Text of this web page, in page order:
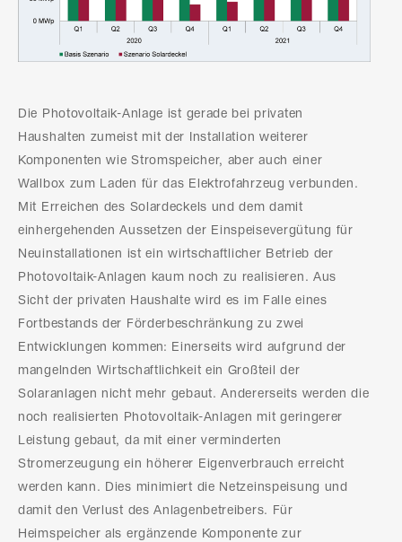
Die Photovoltaik-Anlage ist gerade bei privaten
Haushalten zumeist mit der Installation weiterer
Komponenten wie Stromspeicher, aber auch einer
Wallbox zum Laden für das Elektrofahrzeug verbunden.
Mit Erreichen des Solardeckels und dem damit
einhergehenden Aussetzen der Einspeisevergütung für
Neuinstallationen ist ein wirtschaftlicher Betrieb der
Photovoltaik-Anlagen kaum noch zu realisieren. Aus
Sicht der privaten Haushalte wird es im Falle eines
Fortbestands der Förderbeschränkung zu zwei
Entwicklungen kommen: Einerseits wird aufgrund der
mangelnden Wirtschaftlichkeit ein Großteil der
Solaranlagen nicht mehr gebaut. Andererseits werden die
noch realisierten Photovoltaik-Anlagen mit geringerer
Leistung gebaut, da mit einer verminderten
Stromerzeugung ein höherer Eigenverbrauch erreicht
werden kann. Dies minimiert die Netzeinspeisung und
damit den Verlust des Anlagenbetreibers. Für
Heimspeicher als ergänzende Komponente zur